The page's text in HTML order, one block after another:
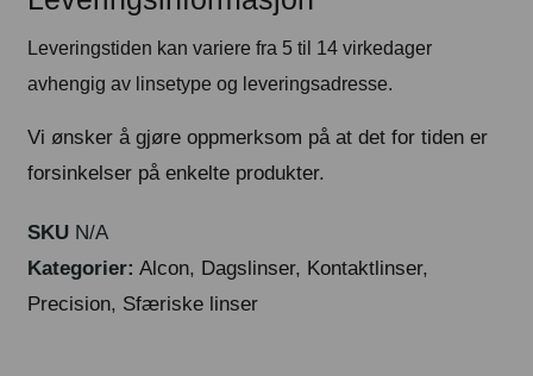
Leveringstiden kan variere fra 5 til 14 virkedager
avhengig av linsetype og leveringsadresse.
Vi ønsker å gjøre oppmerksom på at det for tiden er
forsinkelser på enkelte produkter.
SKU N/A
Kategorier: Alcon, Dagslinser, Kontaktlinser,
Precision, Sfæriske linser